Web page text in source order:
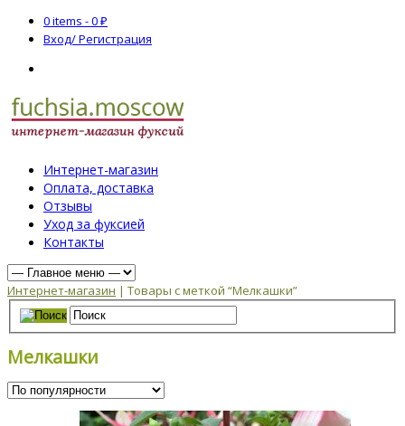
0 items -0₽
Вход/ Регистрация
Интернет-магазин
Оплата, доставка
Отзывы
Уход за фуксией
Контакты
Интернет-магазин | Товары с меткой “Мелкашки”
Мелкашки